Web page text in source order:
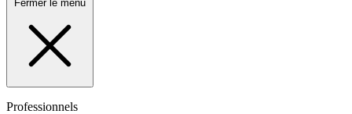
Fermer le menu
Professionnels